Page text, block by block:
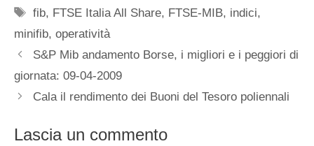
Tag
fib, FTSE Italia All Share, FTSE-MIB, indici,
minifib, operatività
S&P Mib andamento Borse, i migliori e i peggiori di
giornata: 09-04-2009
Cala il rendimento dei Buoni del Tesoro poliennali
Lascia un commento